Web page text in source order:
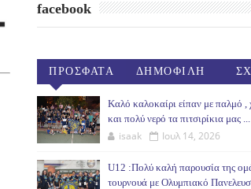
facebook
ΠΡΟΣΦΑΤΑ ΔΗΜΟΦΙΛΗ
Καλό καλοκαίρι είπαν με παλμό ,
και πολύ νερό τα πιτσιρίκια μας ...
isaak Ιουλ 14, 2026
U12 :Πολύ καλή παρουσία της
τουρνουά με Ολυμπιακό